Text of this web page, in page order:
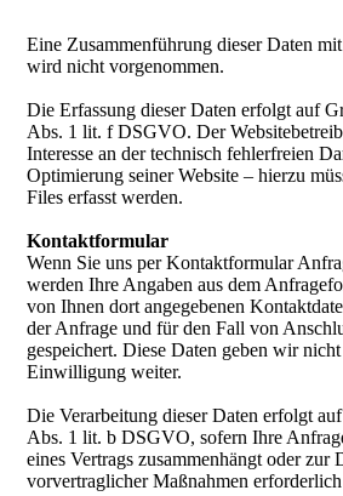
Eine Zusammenführung dieser Daten
wird nicht vorgenommen.
Die Erfassung dieser Daten erfolgt auf
Abs. 1 lit. f DSGVO. Der
Interesse an der technisch fehlerfreien
Optimierung seiner Website – hierzu
Files erfasst werden.
Kontaktformular
Wenn Sie uns per Kontaktformular
werden Ihre Angaben aus dem
von Ihnen dort angegebenen
der Anfrage und für den Fall von
gespeichert. Diese Daten geben wir
Einwilligung weiter.
Die Verarbeitung dieser Daten erfolgt
Abs. 1 lit. b DSGVO, sofern Ihre
eines Vertrags zusammenhängt oder zur
vorvertraglicher Maßnahmen